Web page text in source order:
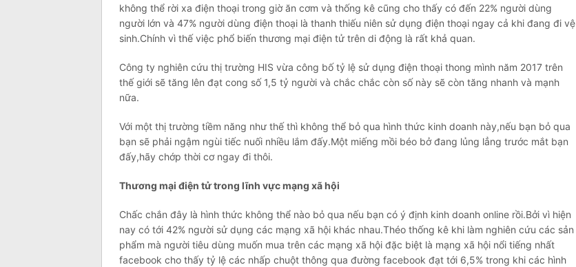
không thể rời xa điện thoại trong giờ ăn cơm và thống kê cũng cho thấy có đến 22% người dùng
người lớn và 47% người dùng điện thoại là thanh thiếu niên sử dụng điện thoại ngay cả khi đang đi vệ
sinh.Chính vì thế việc phổ biến thương mại điện tử trên di động là rất khả quan.
Công ty nghiên cứu thị trường HIS vừa công bố tỷ lệ sử dụng điện thoại thong mình năm 2017 trên
thế giới sẽ tăng lên đạt cong số 1,5 tỷ người và chắc chắc còn số này sẽ còn tăng nhanh và mạnh
nữa.
Với một thị trường tiềm năng như thế thì không thể bỏ qua hình thức kinh doanh này,nếu bạn bỏ qua
bạn sẽ phải ngậm ngùi tiếc nuối nhiều lắm đấy.Một miếng mồi béo bở đang lủng lẳng trước mắt bạn
đấy,hãy chớp thời cơ ngay đi thôi.
Thương mại điện tử trong lĩnh vực mạng xã hội
Chấc chắn đây là hình thức không thể nào bỏ qua nếu bạn có ý định kinh doanh online rồi.Bởi vì hiện
nay có tới 42% người sử dụng các mạng xã hội khác nhau.Théo thống kê khi làm nghiên cứu các sản
phẩm mà người tiêu dùng muốn mua trên các mạng xã hội đặc biệt là mạng xã hội nổi tiếng nhất
facebook cho thấy tỷ lệ các nhấp chuột thông qua đường facebook đạt tới 6,5% trong khi các hình